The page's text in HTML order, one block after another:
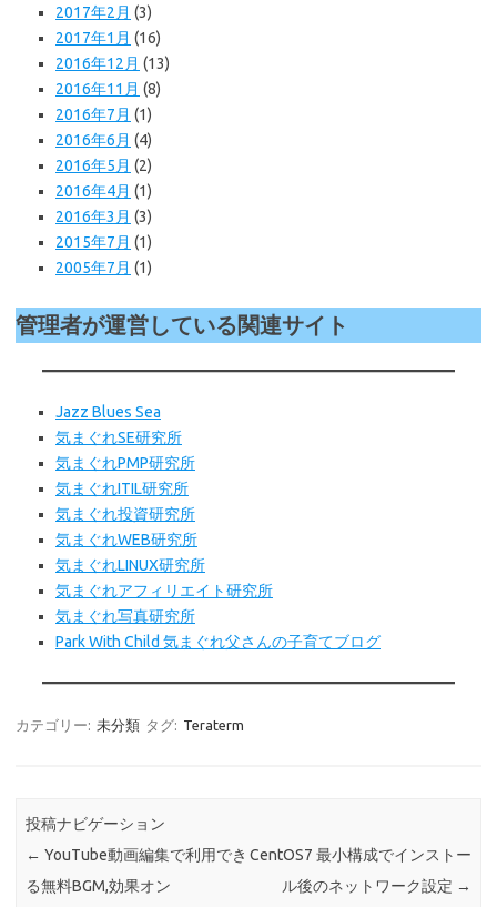
2017年2月 (3)
2017年1月 (16)
2016年12月 (13)
2016年11月 (8)
2016年7月 (1)
2016年6月 (4)
2016年5月 (2)
2016年4月 (1)
2016年3月 (3)
2015年7月 (1)
2005年7月 (1)
管理者が運営している関連サイト
Jazz Blues Sea
気まぐれSE研究所
気まぐれPMP研究所
気まぐれITIL研究所
気まぐれ投資研究所
気まぐれWEB研究所
気まぐれLINUX研究所
気まぐれアフィリエイト研究所
気まぐれ写真研究所
Park With Child 気まぐれ父さんの子育てブログ
カテゴリー: 未分類 タグ: Teraterm
投稿ナビゲーション
← YouTube動画編集で利用でき
る無料BGM,効果オン
CentOS7 最小構成でインストー
ル後のネットワーク設定 →